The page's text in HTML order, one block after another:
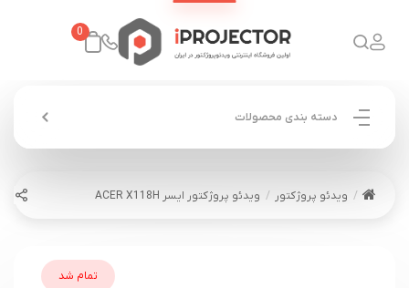
0
دسته بندی محصولات
ویدئو پروژکتور ویدئو پروژکتور ایسر ACER X118H
تمام شد